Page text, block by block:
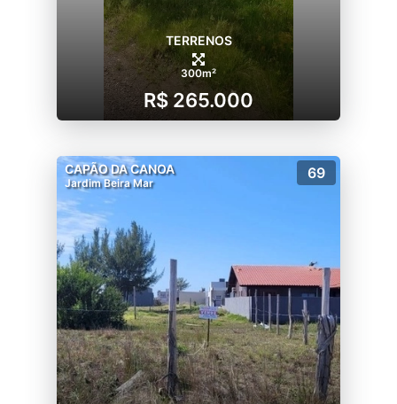
TERRENOS
300m²
R$ 265.000
CAPÃO DA CANOA
Jardim Beira Mar
69